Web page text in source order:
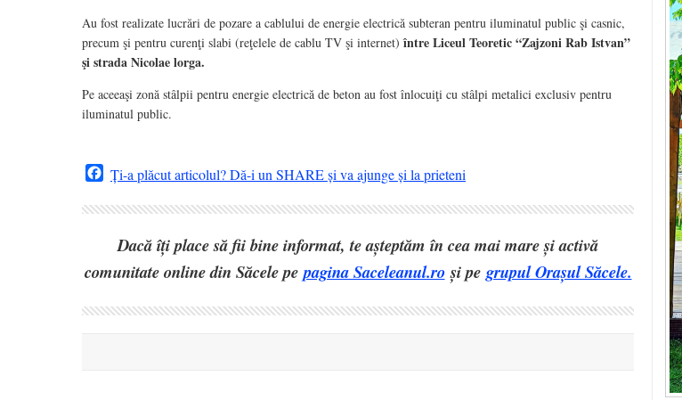
Au fost realizate lucrări de pozare a cablului de energie electrică subteran pentru iluminatul public şi casnic,
precum şi pentru curenţi slabi (reţelele de cablu TV şi internet) între Liceul Teoretic “Zajzoni Rab Istvan”
şi strada Nicolae lorga.
Pe aceeaşi zonă stâlpii pentru energie electrică de beton au fost înlocuiţi cu stâlpi metalici exclusiv pentru
iluminatul public.
Facebook
Ți-a plăcut articolul? Dă-i un SHARE și va ajunge și la prieteni
Dacă îți place să fii bine informat, te așteptăm în cea mai mare și activă
comunitate online din Săcele pepagina Saceleanul.roși pe grupul Orașul Săcele.